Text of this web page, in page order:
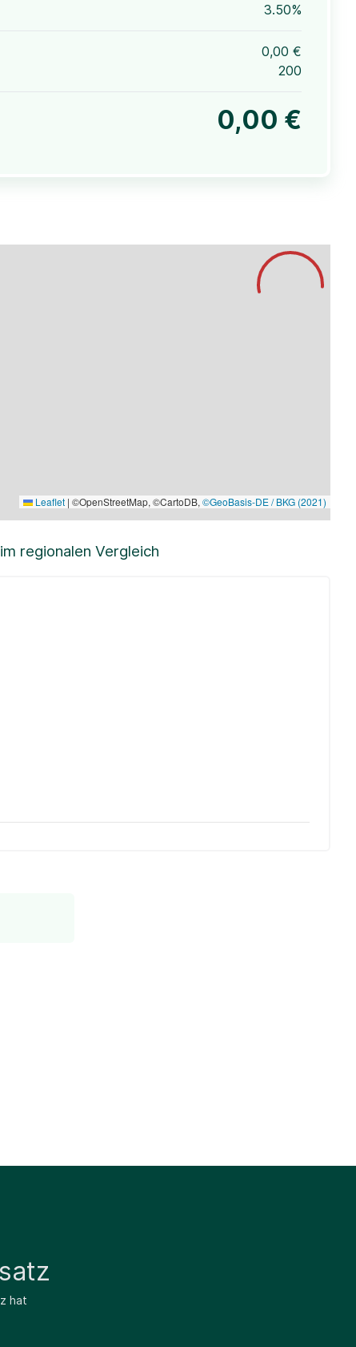
3.50%
0,00 €
200
0,00 €
Leaflet | ©OpenStreetMap, ©CartoDB, ©GeoBasis-DE / BKG (2021)
regionalen Vergleich
hat